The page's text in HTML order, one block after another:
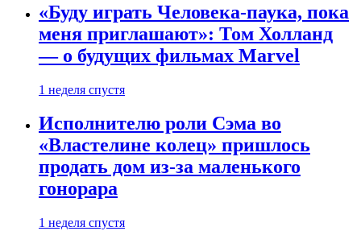
«Буду играть Человека-паука, пока
меня приглашают»: Том Холланд
— о будущих фильмах Marvel
1 неделя спустя
Исполнителю роли Сэма во
«Властелине колец» пришлось
продать дом из-за маленького
гонорара
1 неделя спустя